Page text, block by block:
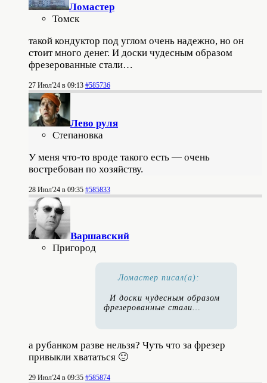
Ломастер
Томск
такой кондуктор под углом очень надежно, но он
стоит много денег. И доски чудесным образом
фрезерованные стали…
27 Июл'24 в 09:13 #585736
Лево руля
Степановка
У меня что-то вроде такого есть — очень
востребован по хозяйству.
28 Июл'24 в 09:35 #585833
Варшавский
Пригород
Ломастер писал(а):
И доски чудесным образом
фрезерованные стали…
а рубанком разве нельзя? Чуть что за фрезер
привыкли хвататься 🙂
29 Июл'24 в 09:35 #585874